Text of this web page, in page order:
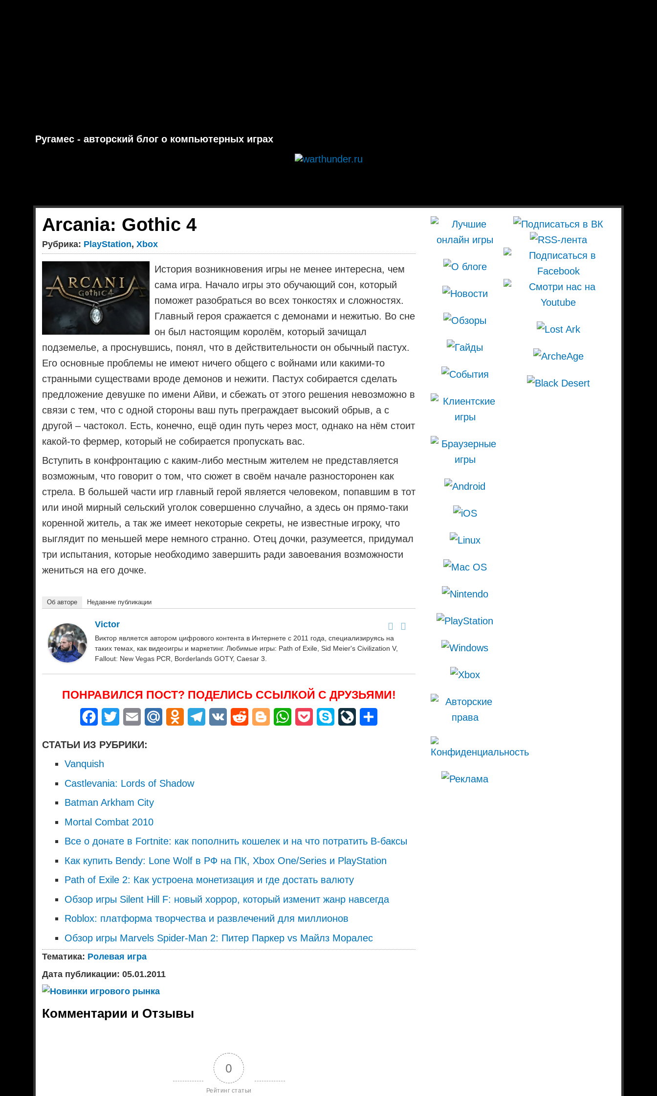
Ругамес - авторский блог о компьютерных играх
Arcania: Gothic 4
Рубрика: PlayStation,Xbox
История возникновения игры не менее интересна, чем
сама игра. Начало игры это обучающий сон, который
поможет разобраться во всех тонкостях и сложностях.
Главный героя сражается с демонами и нежитью. Во сне
он был настоящим королём, который зачищал
подземелье, а проснувшись, понял, что в действительности он обычный пастух.
Его основные проблемы не имеют ничего общего с войнами или какими-то
странными существами вроде демонов и нежити. Пастух собирается сделать
предложение девушке по имени Айви, и сбежать от этого решения невозможно в
связи с тем, что с одной стороны ваш путь преграждает высокий обрыв, а с
другой – частокол. Есть, конечно, ещё один путь через мост, однако на нём стоит
какой-то фермер, который не собирается пропускать вас.
Вступить в конфронтацию с каким-либо местным жителем не представляется
возможным, что говорит о том, что сюжет в своём начале разносторонен как
стрела. В большей части игр главный герой является человеком, попавшим в тот
или иной мирный сельский уголок совершенно случайно, а здесь он прямо-таки
коренной житель, а так же имеет некоторые секреты, не известные игроку, что
выглядит по меньшей мере немного странно. Отец дочки, разумеется, придумал
три испытания, которые необходимо завершить ради завоевания возможности
жениться на его дочке.
Об авторе Недавние публикации
Victor
Виктор является автором цифрового контента в Интернете с 2011 года, специализируясь на
таких темах, как видеоигры и маркетинг. Любимые игры: Path of Exile, Sid Meier's Civilization V,
Fallout: New Vegas PCR, Borderlands GOTY, Caesar 3.
ПОНРАВИЛСЯ ПОСТ? ПОДЕЛИСЬ ССЫЛКОЙ С ДРУЗЬЯМИ!
Facebook
Twitter Email Mail.Ru Odnoklassniki
Telegram
VK Reddit Blogger WhatsApp
Pocket Skype LiveJournal
СТАТЬИ ИЗ РУБРИКИ:
Vanquish
Castlevania: Lords of Shadow
Batman Arkham City
Mortal Combat 2010
Все о донате в Fortnite: как пополнить кошелек и на что потратить В-баксы
Как купить Bendy: Lone Wolf в РФ на ПК, Xbox One/Series и PlayStation
Path of Exile 2: Как устроена монетизация и где достать валюту
Обзор игры Silent Hill F: новый хоррор, который изменит жанр навсегда
Roblox: платформа творчества и развлечений для миллионов
Обзор игры Marvels Spider-Man 2: Питер Паркер vs Майлз Моралес
Тематика: Ролевая игра
Дата публикации: 05.01.2011
Комментарии и Отзывы
0
Рейтинг статьи